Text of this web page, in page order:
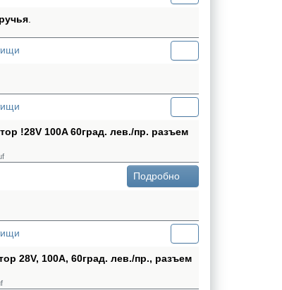
!28V 100A 60град. лев./пр. разъем
Подробно
28V, 100A, 60град. лев./пр., разъем